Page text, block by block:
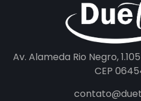
Av. Alameda Rio Negro,
CEP